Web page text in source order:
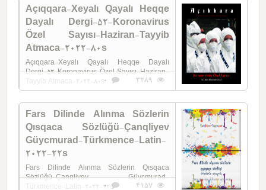
Açıqqara-Xeyalı Qayalı Heqqe
Dayalı Dergi-52-Koronavirus
Özel Sayısı-Haziran-Tayyib
Atmaca-2022-80s
Açıqqara-Xeyalı Qayalı Heqqe Dayalı
Dergi-52-Koronavirus Özel Sayısı-Haziran-
Tayyib Atmaca-2022-80s
3289
0
Fars Dilinde Alınma Sözlerin
Qısqaca Sözlüğü-Çanqliyev
Güycmurad-Türkmence-Latin-
2022-22s
Fars Dilinde Alınma Sözlerin Qısqaca
Sözlüğü-Çanqliyev Güycmurad-
Türkmence-Latin-2022-22s
4157
0